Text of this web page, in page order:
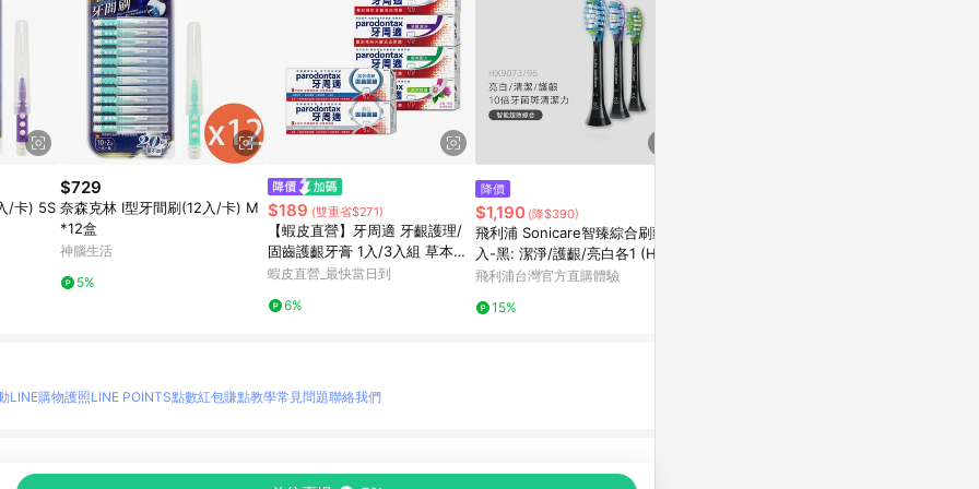
/卡) 5S
$729
奈森克林 I型牙間刷(12入/卡) M
*12盒
神腦生活
5%
$189 (雙重省$271)
【蝦皮直營】牙周適 牙齦護理/
固齒護齦牙膏 1入/3入組 草本修
護 深層潔淨
蝦皮直營_最快當日到
6%
降價
$1,190 (降$390)
飛利浦 Sonicare智臻綜合刷頭3
入-黑: 潔淨/護齦/亮白各1 (HX90
73/96)
飛利浦台灣官方直購體驗
15%
LINE購物護照LINE POINTS點數紅包賺點教學常見問題聯絡我們
商品資訊的整合性平台，並依購物情報中的趨勢與風格做合作網路商家的延伸商品推薦，商品資料更新會有